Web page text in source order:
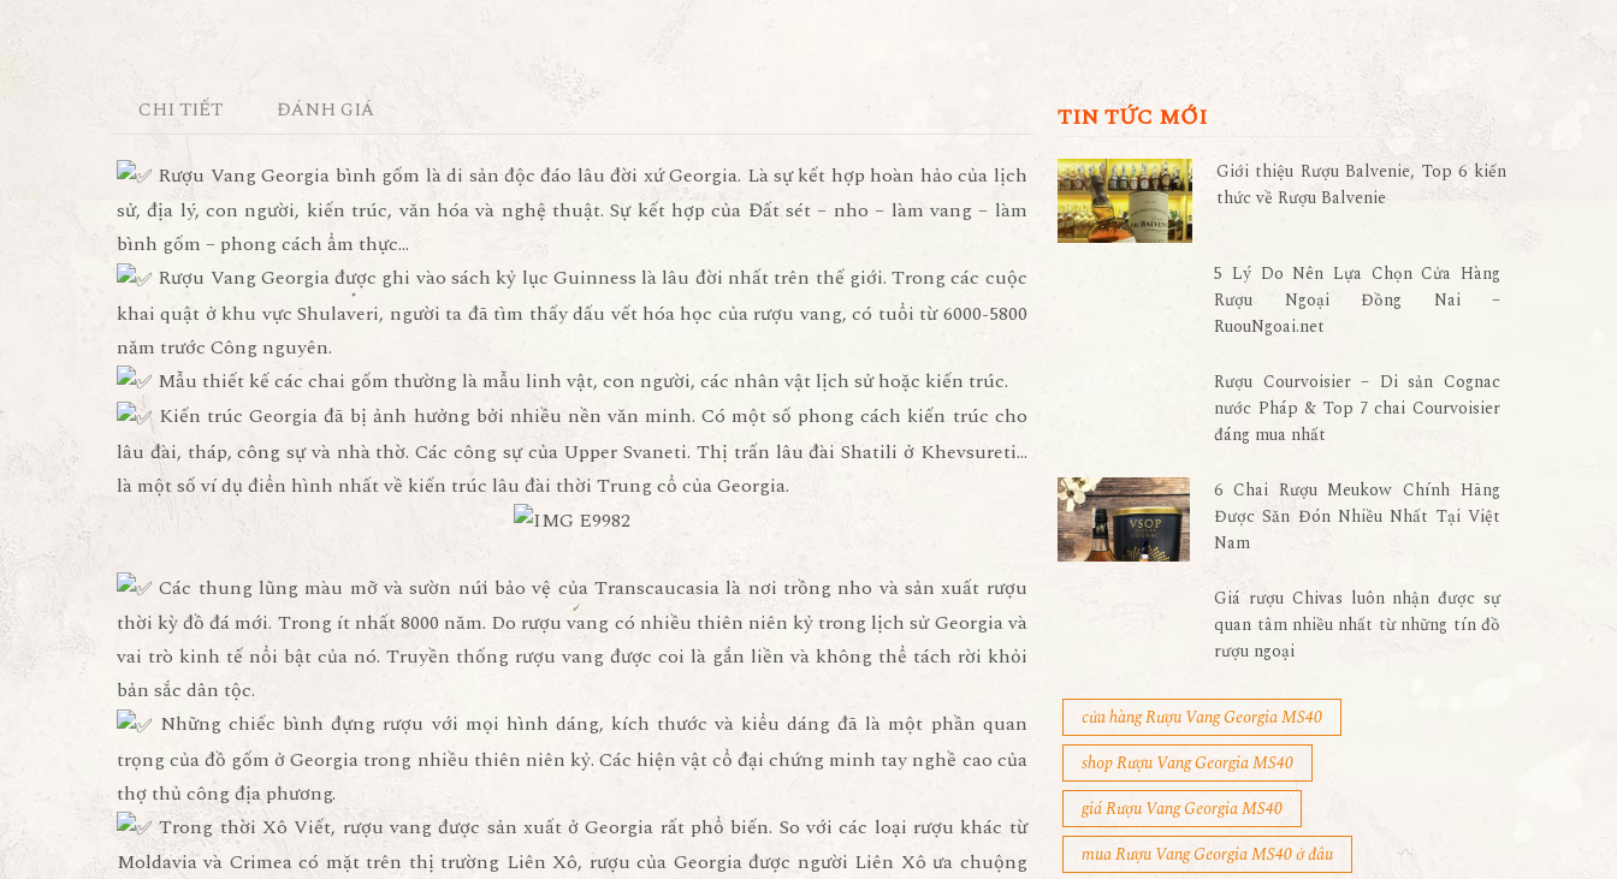
CHI TIẾT ĐÁNH GIÁ
Rượu Vang Georgia bình gốm là di sản độc đáo lâu đời xứ Georgia. Là sự kết hợp hoàn hảo của lịch
sử, địa lý, con người, kiến trúc, văn hóa và nghệ thuật. Sự kết hợp của Đất sét – nho – làm vang – làm
bình gốm – phong cách ẩm thực…
Rượu Vang Georgia được ghi vào sách kỷ lục Guinness là lâu đời nhất trên thế giới. Trong các cuộc
khai quật ở khu vực Shulaveri, người ta đã tìm thấy dấu vết hóa học của rượu vang, có tuổi từ 6000-5800
năm trước Công nguyên.
Mẫu thiết kế các chai gốm thường là mẫu linh vật, con người, các nhân vật lịch sử hoặc kiến trúc.
Kiến trúc Georgia đã bị ảnh hưởng bởi nhiều nền văn minh. Có một số phong cách kiến trúc cho
lâu đài, tháp, công sự và nhà thờ. Các công sự của Upper Svaneti. Thị trấn lâu đài Shatili ở Khevsureti…
là một số ví dụ điển hình nhất về kiến trúc lâu đài thời Trung cổ của Georgia.
Các thung lũng màu mỡ và sườn núi bảo vệ của Transcaucasia là nơi trồng nho và sản xuất rượu
thời kỳ đồ đá mới. Trong ít nhất 8000 năm. Do rượu vang có nhiều thiên niên kỷ trong lịch sử Georgia và
vai trò kinh tế nổi bật của nó. Truyền thống rượu vang được coi là gắn liền và không thể tách rời khỏi
bản sắc dân tộc.
Những chiếc bình đựng rượu với mọi hình dáng, kích thước và kiểu dáng đã là một phần quan
trọng của đồ gốm ở Georgia trong nhiều thiên niên kỷ. Các hiện vật cổ đại chứng minh tay nghề cao của
thợ thủ công địa phương.
Trong thời Xô Viết, rượu vang được sản xuất ở Georgia rất phổ biến. So với các loại rượu khác từ
Moldavia và Crimea có mặt trên thị trường Liên Xô, rượu của Georgia được người Liên Xô ưa chuộng
TIN TỨC MỚI
Giới thiệu Rượu Balvenie, Top 6 kiến
thức về Rượu Balvenie
5 Lý Do Nên Lựa Chọn Cửa Hàng
Rượu Ngoại Đồng Nai –
RuouNgoai.net
Rượu Courvoisier – Di sản Cognac
nước Pháp & Top 7 chai Courvoisier
đáng mua nhất
6 Chai Rượu Meukow Chính Hãng
Được Săn Đón Nhiều Nhất Tại Việt
Nam
Giá rượu Chivas luôn nhận được sự
quan tâm nhiều nhất từ những tín đồ
rượu ngoại
cửa hàng Rượu Vang Georgia MS40
shop Rượu Vang Georgia MS40
giá Rượu Vang Georgia MS40
mua Rượu Vang Georgia MS40 ở đâu